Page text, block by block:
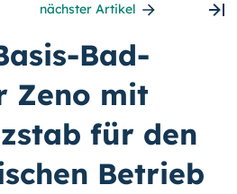
nächster Artikel
Bad-
Zeno mit
für den
Betrieb